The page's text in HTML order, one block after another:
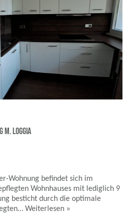
m. Loggia
Wohnung befindet sich im
Wohnhauses mit lediglich 9
besticht durch die optimale
Weiterlesen »